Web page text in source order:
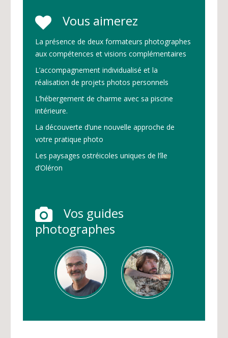
Vous aimerez
La présence de deux formateurs photographes
aux compétences et visions complémentaires
L’accompagnement individualisé et la
réalisation de projets photos personnels
L’hébergement de charme avec sa piscine
intérieure.
La découverte d’une nouvelle approche de
votre pratique photo
Les paysages ostréicoles uniques de l’île
d’Oléron
Vos guides
photographes